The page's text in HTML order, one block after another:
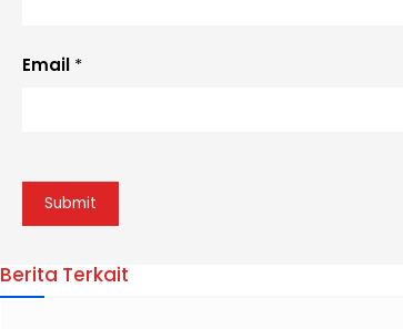
Email *
Berita Terkait